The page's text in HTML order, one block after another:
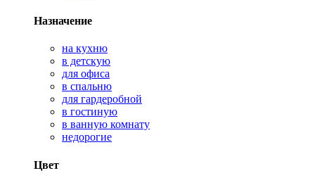
Назначение
на кухню
в детскую
для офиса
в спальню
для гардеробной
в гостиную
в ванную комнату
недорогие
Цвет